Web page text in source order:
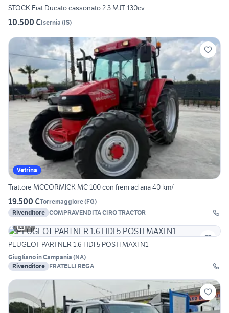
STOCK Fiat Ducato cassonato 2.3 MJT 130cv
10.500 €Isernia (IS)
Vetrina
Trattore MCCORMICK MC 100 con freni ad aria 40 km/
19.500 €Torremaggiore(FG)
Rivenditore COMPRAVENDITA CIRO TRACTOR
17
PEUGEOT PARTNER 1.6 HDI 5 POSTI MAXI N1
Giugliano in Campania (NA)
Rivenditore FRATELLI REGA